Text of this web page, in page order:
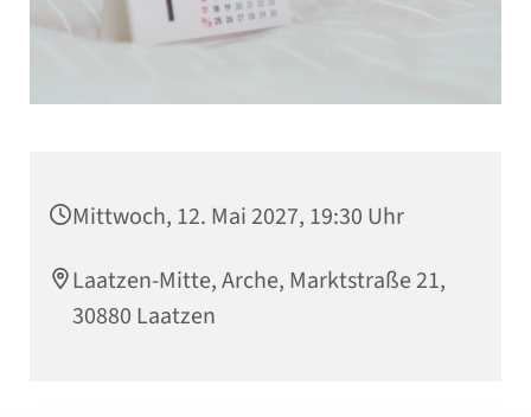
Mittwoch, 12. Mai 2027, 19:30 Uhr
Laatzen-Mitte, Arche, Marktstraße 21,
30880 Laatzen